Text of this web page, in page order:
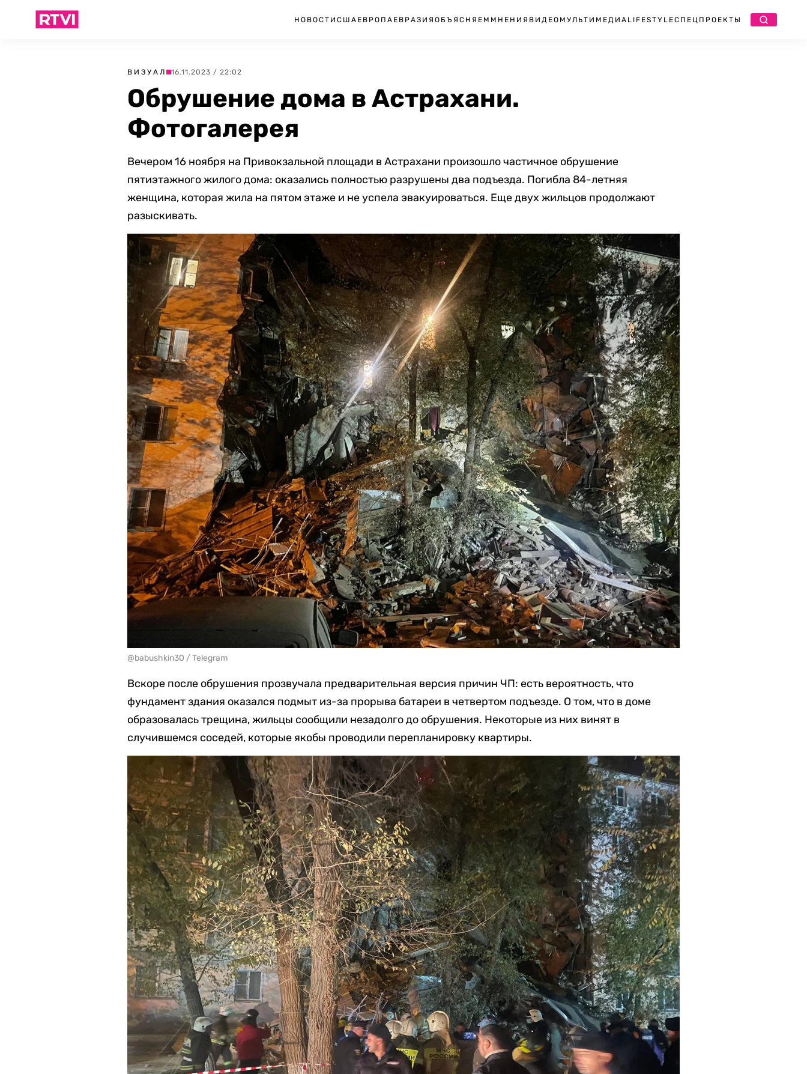
НОВОСТИ США ЕВРОПА ЕВРАЗИЯ ОБЪЯСНЯЕМ МНЕНИЯ ВИДЕО МУЛЬТИМЕДИА LIFESTYLEСПЕЦПРОЕКТЫ
ВИЗУАЛ 16.11.2023 / 22:02
Обрушение дома в Астрахани.
Фотогалерея
Вечером 16 ноября на Привокзальной площади в Астрахани произошло частичное обрушение
пятиэтажного жилого дома: оказались полностью разрушены два подъезда. Погибла 84-летняя
женщина, которая жила на пятом этаже и не успела эвакуироваться. Еще двух жильцов продолжают
разыскивать.
@babushkin30 / Telegram
Вскоре после обрушения прозвучала предварительная версия причин ЧП: есть вероятность, что
фундамент здания оказался подмыт из-за прорыва батареи в четвертом подъезде. О том, что в доме
образовалась трещина, жильцы сообщили незадолго до обрушения. Некоторые из них винят в
случившемся соседей, которые якобы проводили перепланировку квартиры.